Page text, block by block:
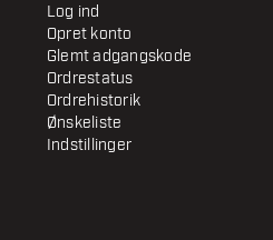
Log ind
Opret konto
Glemt adgangskode
Ordrestatus
Ordrehistorik
Ønskeliste
Indstillinger